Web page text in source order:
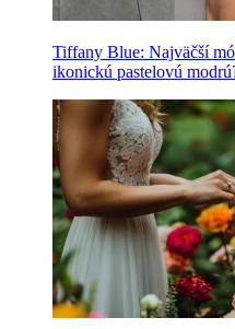
Tiffany Blue: Najväčší
ikonickú pastelovú